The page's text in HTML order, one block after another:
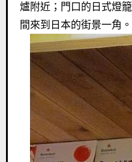
爐附近；門口的日式燈
間來到日本的街景一角。